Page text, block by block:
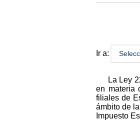
Ir a:
La Ley
en materia
filiales de
ámbito de
Impuesto